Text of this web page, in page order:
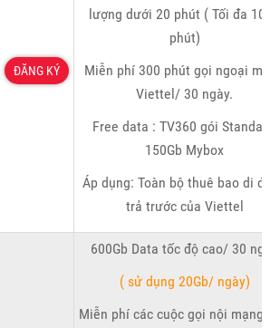
ĐĂNG KÝ
lượng dưới 20 phút ( Tối đa
phút)
Miễn phí 300 phút gọi ngoại
Viettel/ 30 ngày.
Free data : TV360 gói
150Gb Mybox
Áp dụng: Toàn bộ thuê bao di
trả trước của Viettel
600Gb Data tốc độ cao/ 30
( sử dụng 20Gb/ ngày)
Miễn phí các cuộc gọi nội mạng